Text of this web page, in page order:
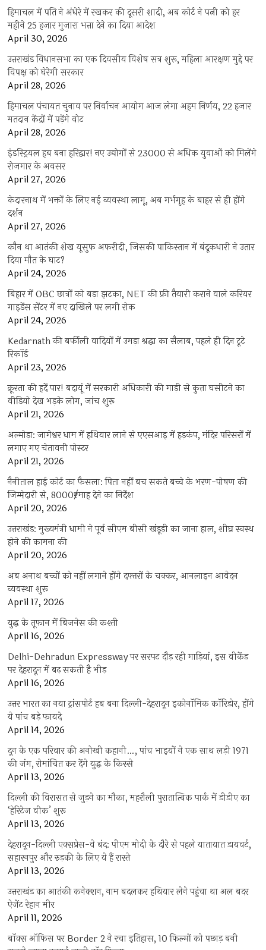
हिमाचल में पति ने अंधेरे में रखकर की दूसरी शादी, अब कोर्ट ने पत्नी को हर
महीने 25 हजार गुजारा भत्ता देने का दिया आदेश
April 30, 2026
उत्तराखंड विधानसभा का एक दिवसीय विशेष सत्र शुरू, महिला आरक्षण मुद्दे पर
विपक्ष को घेरेगी सरकार
April 28, 2026
हिमाचल पंचायत चुनाव पर निर्वाचन आयोग आज लेगा अहम निर्णय, 22 हजार
मतदान केंद्रों में पड़ेंगे वोट
April 28, 2026
इंडस्ट्रियल हब बना हरिद्वार! नए उद्योगों से 23000 से अधिक युवाओं को मिलेंगे
रोजगार के अवसर
April 27, 2026
केदारनाथ में भक्तों के लिए नई व्यवस्था लागू, अब गर्भगृह के बाहर से ही होंगे
दर्शन
April 27, 2026
कौन था आतंकी शेख यूसुफ अफरीदी, जिसकी पाकिस्तान में बंदूकधारी ने उतार
दिया मौत के घाट?
April 24, 2026
बिहार में OBC छात्रों को बड़ा झटका, NET की फ्री तैयारी कराने वाले करियर
गाइडेंस सेंटर में नए दाखिले पर लगी रोक
April 24, 2026
Kedarnath की बर्फीली वादियों में उमड़ा श्रद्धा का सैलाब, पहले ही दिन टूटे
रिकॉर्ड
April 23, 2026
क्रूरता की हदें पार! बदायूं में सरकारी अधिकारी की गाड़ी से कुत्ता घसीटने का
वीडियो देख भड़के लोग, जांच शुरू
April 21, 2026
अल्मोड़ा: जागेश्वर धाम में हथियार लाने से एएसआइ में हड़कंप, मंदिर परिसरों में
लगाए गए चेतावनी पोस्टर
April 21, 2026
नैनीताल हाई कोर्ट का फैसला: पिता नहीं बच सकते बच्चे के भरण-पोषण की
जिम्मेदारी से, 8000₹/माह देने का निर्देश
April 20, 2026
उत्तराखंड: मुख्यमंत्री धामी ने पूर्व सीएम बीसी खंडूड़ी का जाना हाल, शीघ्र स्वस्थ
होने की कामना की
April 20, 2026
अब अनाथ बच्चों को नहीं लगाने होंगे दफ्तरों के चक्कर, आनलाइन आवेदन
व्यवस्था शुरू
April 17, 2026
युद्ध के तूफान में बिजनेस की कश्ती
April 16, 2026
Delhi-Dehradun Expressway पर सरपट दौड़ रही गाड़ियां, इस वीकेंड
पर देहरादून में बढ़ सकती है भीड़
April 16, 2026
उत्तर भारत का नया ट्रांसपोर्ट हब बना दिल्ली-देहरादून इकोनॉमिक कॉरिडोर, होंगे
ये पांच बड़े फायदे
April 14, 2026
दून के एक परिवार की अनोखी कहानी…, पांच भाइयों ने एक साथ लड़ी 1971
की जंग, रोमांचित कर देंगे युद्ध के किस्से
April 13, 2026
दिल्ली की विरासत से जुड़ने का मौका, महरौली पुरातात्विक पार्क में डीडीए का
‘हेरिटेज वीक’ शुरू
April 13, 2026
देहरादून-दिल्ली एक्सप्रेस-वे बंद: पीएम मोदी के दौरे से पहले यातायात डायवर्ट,
सहारनपुर और रुड़की के लिए ये हैं रास्ते
April 13, 2026
उत्तराखंड का आतंकी कनेक्शन, नाम बदलकर हथियार लेने पहुंचा था अल बदर
ऐजेंट रेहान मीर
April 11, 2026
बॉक्स ऑफिस पर Border 2 ने रचा इतिहास, 10 फिल्मों को पछाड़ बनी